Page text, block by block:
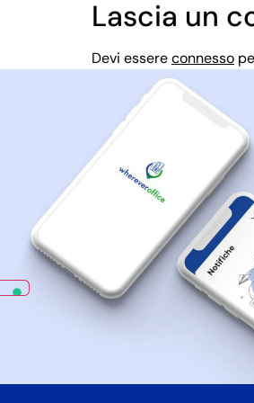
Lascia un
Devi essereconnesso